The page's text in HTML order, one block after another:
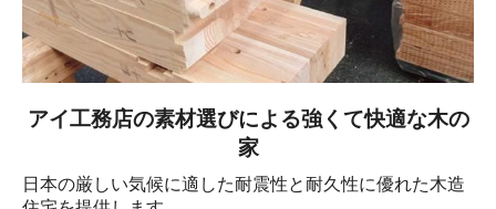
アイ工務店の素材選びによる強くて快適な木の
家
日本の厳しい気候に適した耐震性と耐久性に優れた木造